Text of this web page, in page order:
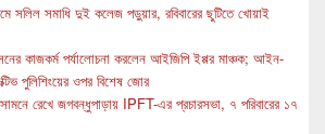
সলিল সমাধি দুই কলেজ পড়ুয়ার, রবিবারের ছুটিতে খোয়াই
কাজকর্ম পর্যালোচনা করলেন আইজিপি ইপ্পর মাঞ্চক; আইন-
পুলিশিংয়ের ওপর বিশেষ জোর
রেখে জগবন্ধুপাড়ায় IPFT-এর প্রচারসভা, ৭ পরিবারের ১৭